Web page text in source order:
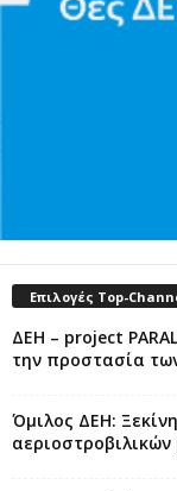
Επιλογές Top-
ΔΕΗ – project
την προστασία
Όμιλος ΔΕΗ: